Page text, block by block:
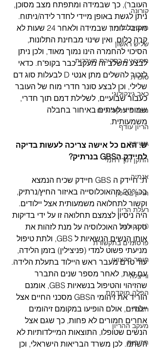
קורונה
מצבים בהריון
שליש ראשון
ממצאים בסקירת מערכות
סוכרת
כאב גינקולוגי
מצבים גינקולוגיים
הריון עודף
גנטיקה
התקן תוך רחמי
אנמיה
הריון בסיכון
רעלת הריון
10 נקודות
פרסומים בתקשורת
חומר מקצועי
וריצלה
הפלה מוקדמת
חצבת
מעקב ההריון
תרופות
העובר), כך שבמידה ומתפתח מצב מסוכן,
ניתן לגשת באופן מיידי לחדר לידה/ניתוח.
מקובל לומר שבמידה ולאחר 24 שעות לא
קרה כלום, ואין שינוי מבחינת התלונות,
הסיכוי להחמרה הינו נמוך מאוד, ולכן ניתן
לבצע משלב זה מעקב כבר בקופ"ח. כדאי
לזכור להשלים מתן אנטי D לבעלות סוג דם
שלילי, וכן לבצע סונר חדרי מוח של העובר
כעבור שבועיים, לשלילת דמם תוך חדרי,
שמופיע לעיתים באיחור בחבלה
משמעותית.
ש: האם כל אישה צריכה לעשות בדיקה
לחיידק הGBS בנרתיק?
ת: חיידק ה GBS חיידק שכיח הנמצא
בכ20% מהאוכלוסייה באיזור החיץ/נרתיק,
וקשור לתחלואה משמעותית אצל יילודים.
היה ניסיון לצמצם תחלואה זו על ידי בדיקות
סקר לכל האוכלוסיה על מנת לזהות את
אותן הנשים הנשאיות ל GBS, ולתת טיפול
מניעתי פשוט למדי (פניצילין) בזמן הלידה,
עוד טרם מעבר ראש היילוד בתעלת הלידה.
עם זאת, לאחר מספר שנים התברר
שהזיהוי והטיפול בנשאיות GBS, אומנם
הוריד את זיהומי הGBS מסכני החיים אצל
יילודים, אולם הופיעו במקומם זיהומים
אחרים חמורים לא פחות, כך שגם אצל
הנשים שטופלו, התוצאות המיילדותיות לא
השתנו. לכן משרד הבריאות הישראלי, וכן